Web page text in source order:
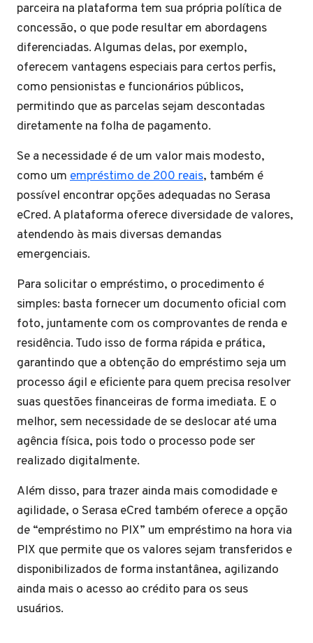
parceira na plataforma tem sua própria política de
concessão, o que pode resultar em abordagens
diferenciadas. Algumas delas, por exemplo,
oferecem vantagens especiais para certos perfis,
como pensionistas e funcionários públicos,
permitindo que as parcelas sejam descontadas
diretamente na folha de pagamento.
Se a necessidade é de um valor mais modesto,
como um empréstimo de 200 reais, também é
possível encontrar opções adequadas no Serasa
eCred. A plataforma oferece diversidade de valores,
atendendo às mais diversas demandas
emergenciais.
Para solicitar o empréstimo, o procedimento é
simples: basta fornecer um documento oficial com
foto, juntamente com os comprovantes de renda e
residência. Tudo isso de forma rápida e prática,
garantindo que a obtenção do empréstimo seja um
processo ágil e eficiente para quem precisa resolver
suas questões financeiras de forma imediata. E o
melhor, sem necessidade de se deslocar até uma
agência física, pois todo o processo pode ser
realizado digitalmente.
Além disso, para trazer ainda mais comodidade e
agilidade, o Serasa eCred também oferece a opção
de “empréstimo no PIX” um empréstimo na hora via
PIX que permite que os valores sejam transferidos e
disponibilizados de forma instantânea, agilizando
ainda mais o acesso ao crédito para os seus
usuários.